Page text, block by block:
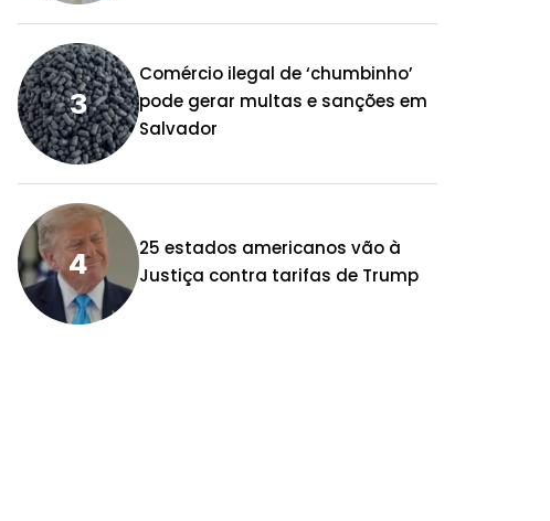
Comércio ilegal de ‘chumbinho’
pode gerar multas e sanções em
Salvador
25 estados americanos vão à
Justiça contra tarifas de Trump